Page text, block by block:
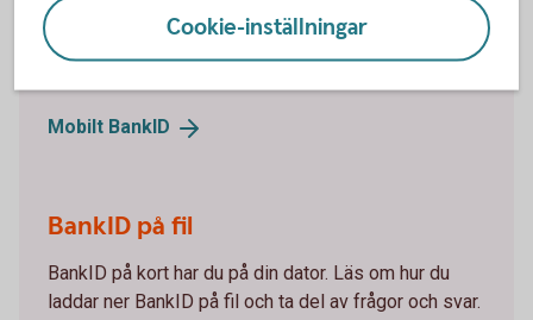
Mobilt BankID har du på din mobil. Läs om hur du
beställer Mobilt BankID och ta del av frågor och svar.
Mobilt BankID
BankID på fil
BankID på kort har du på din dator. Läs om hur du
laddar ner BankID på fil och ta del av frågor och svar.
Cookie-inställningar